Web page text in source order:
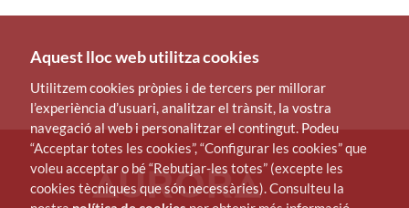
Aquest lloc web utilitza cookies
Utilitzem cookies pròpies i de tercers per millorar
l’experiència d’usuari, analitzar el trànsit, la vostra
navegació al web i personalitzar el contingut. Podeu
“Acceptar totes les cookies”, “Configurar les cookies” que
voleu acceptar o bé “Rebutjar-les totes” (excepte les
cookies tècniques que són necessàries). Consulteu la